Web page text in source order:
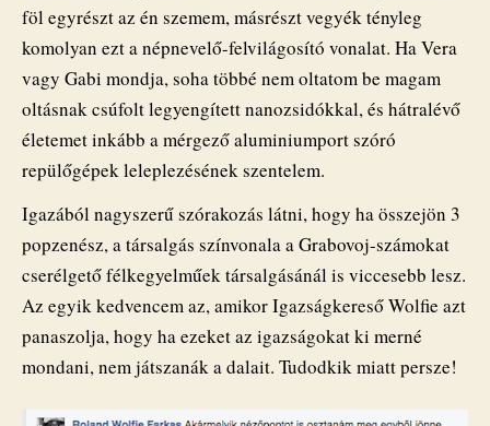
föl egyrészt az én szemem, másrészt vegyék tényleg
komolyan ezt a népnevelő-felvilágosító vonalat. Ha Vera
vagy Gabi mondja, soha többé nem oltatom be magam
oltásnak csúfolt legyengített nanozsidókkal, és hátralévő
életemet inkább a mérgező aluminiumport szóró
repülőgépek leleplezésének szentelem.
Igazából nagyszerű szórakozás látni, hogy ha összejön 3
popzenész, a társalgás színvonala a Grabovoj-számokat
cserélgető félkegyelműek társalgásánál is viccesebb lesz.
Az egyik kedvencem az, amikor Igazságkereső Wolfie azt
panaszolja, hogy ha ezeket az igazságokat ki merné
mondani, nem játszanák a dalait. Tudodkik miatt persze!